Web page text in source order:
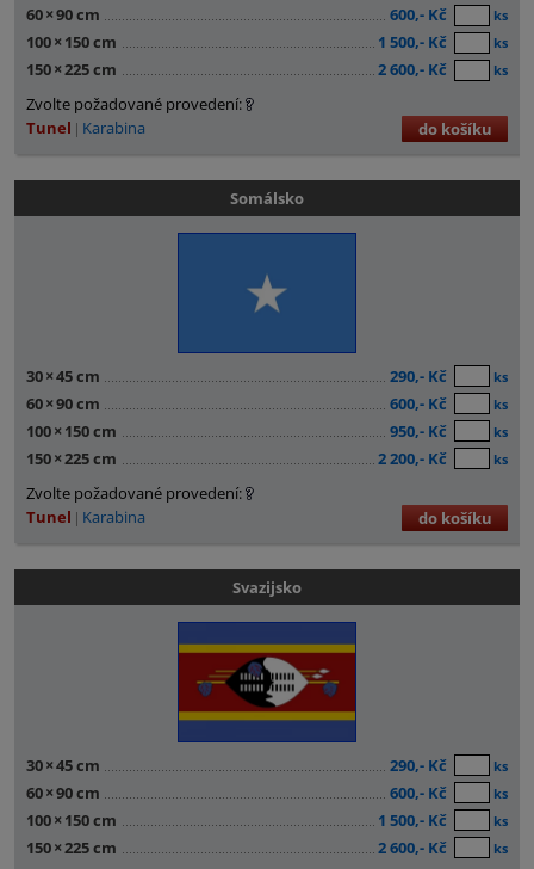
60×90 cm 600,- Kč ks
100× 150 cm 1 500,- Kč ks
150×225 cm 2 600,- Kč ks
Zvolte požadované provedení:
Tunel
Karabina do košíku
Somálsko
30×45 cm 290,- Kč ks
60×90 cm 600,- Kč ks
100× 150 cm 950,- Kč ks
150×225 cm 2 200,- Kč ks
Zvolte požadované provedení:
Tunel
Karabina do košíku
Svazijsko
30×45 cm 290,- Kč ks
60×90 cm 600,- Kč ks
100× 150 cm 1 500,- Kč ks
150×225 cm 2 600,- Kč ks